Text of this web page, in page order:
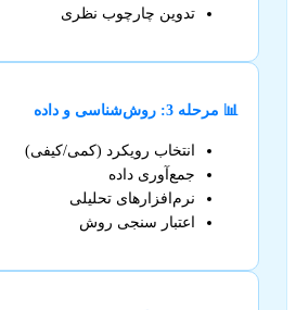
تدوین چارچوب نظری
📊 مرحله 3: روش‌شناسی و داده
انتخاب رویکرد (کمی/کیفی)
جمع‌آوری داده
نرم‌افزارهای تحلیلی
اعتبار سنجی روش